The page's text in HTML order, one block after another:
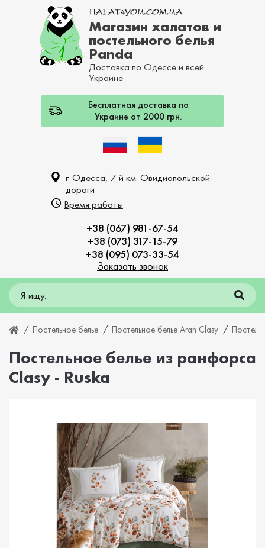
Магазин халатов и
постельного белья
Panda
Доставка по Одессе и всей
Украине
Бесплатная доставка по
Украине от 2000 грн.
г. Одесса, 7 й км. Овидиопольской
дороги
Время работы
+38 (067) 981-67-54
+38 (073) 317-15-79
+38 (095) 073-33-54
Заказать звонок
Постельное белье Постельное белье Aran Clasy
Постельное белье из ранфорса
Clasy - Ruska